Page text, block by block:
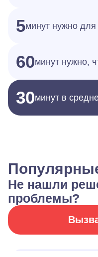
5минут нужно
60минут нужно,
30минут в
Не нашли
проблемы?